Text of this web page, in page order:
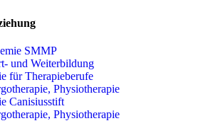
SMMP
und Weiterbildung
für Therapieberufe
Physiotherapie
Canisiusstift
Physiotherapie